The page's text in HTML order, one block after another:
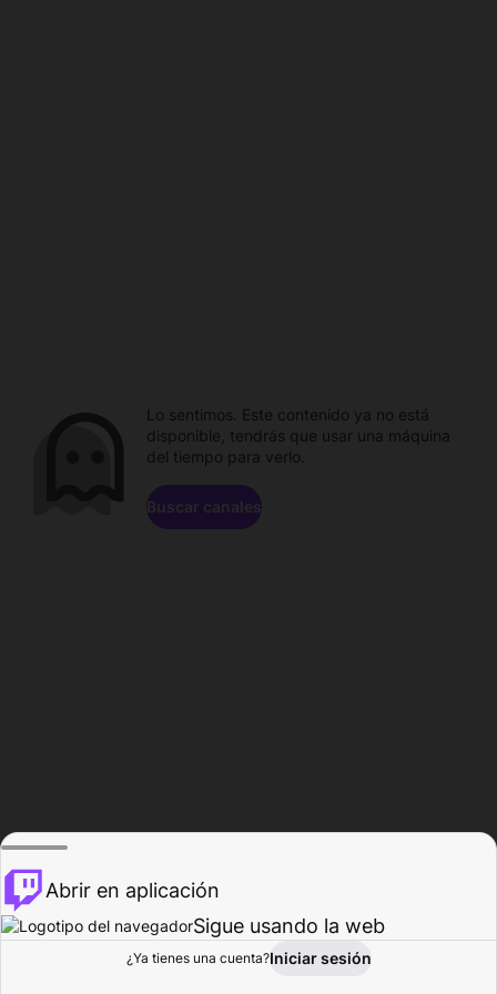
Explorar Actividad
Lo sentimos. Este contenido ya no está
disponible, tendrás que usar una máquina
del tiempo para verlo.
Buscar canales
Abrir en aplicación
Sigue usando la web
¿Ya tienes una cuenta?Iniciar sesión